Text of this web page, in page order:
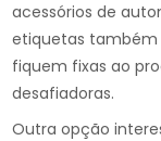
acessórios de
etiquetas também
fiquem fixas ao
desafiadoras.
Outra opção